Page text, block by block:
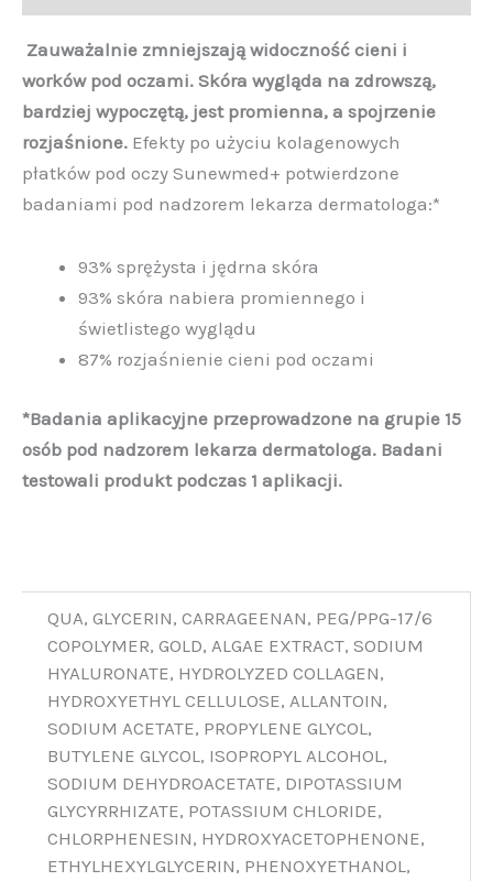
Zauważalnie zmniejszają widoczność cieni i
worków pod oczami. Skóra wygląda na zdrowszą,
bardziej wypoczętą, jest promienna, a spojrzenie
rozjaśnione. Efekty po użyciu kolagenowych
płatków pod oczy Sunewmed+ potwierdzone
badaniami pod nadzorem lekarza dermatologa:*
93% sprężysta i jędrna skóra
93% skóra nabiera promiennego i
świetlistego wyglądu
87% rozjaśnienie cieni pod oczami
*Badania aplikacyjne przeprowadzone na grupie 15
osób pod nadzorem lekarza dermatologa. Badani
testowali produkt podczas 1 aplikacji.
QUA, GLYCERIN, CARRAGEENAN, PEG/PPG-17/6
COPOLYMER, GOLD, ALGAE EXTRACT, SODIUM
HYALURONATE, HYDROLYZED COLLAGEN,
HYDROXYETHYL CELLULOSE, ALLANTOIN,
SODIUM ACETATE, PROPYLENE GLYCOL,
BUTYLENE GLYCOL, ISOPROPYL ALCOHOL,
SODIUM DEHYDROACETATE, DIPOTASSIUM
GLYCYRRHIZATE, POTASSIUM CHLORIDE,
CHLORPHENESIN, HYDROXYACETOPHENONE,
ETHYLHEXYLGLYCERIN, PHENOXYETHANOL,